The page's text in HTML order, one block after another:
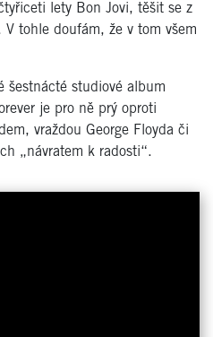
lety Bon Jovi, těšit se z
V tohle doufám, že v tom všem
šestnácté studiové album
je pro ně prý oproti
vraždou George Floyda či
„návratem k radosti“.